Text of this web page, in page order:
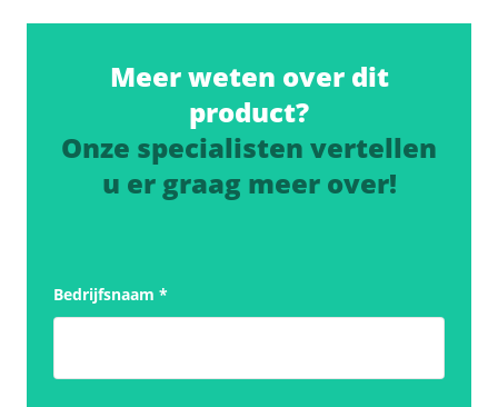
Meer weten over dit
product?
Onze specialisten vertellen
u er graag meer over!
Bedrijfsnaam *